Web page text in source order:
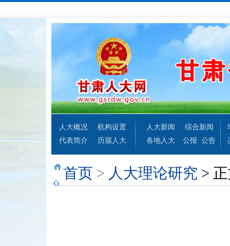
人大概况
机构设置
代表简介
历届人大
人大新闻
综合新闻
各地人大
公报 公告
首页 > 人大理论研究 >